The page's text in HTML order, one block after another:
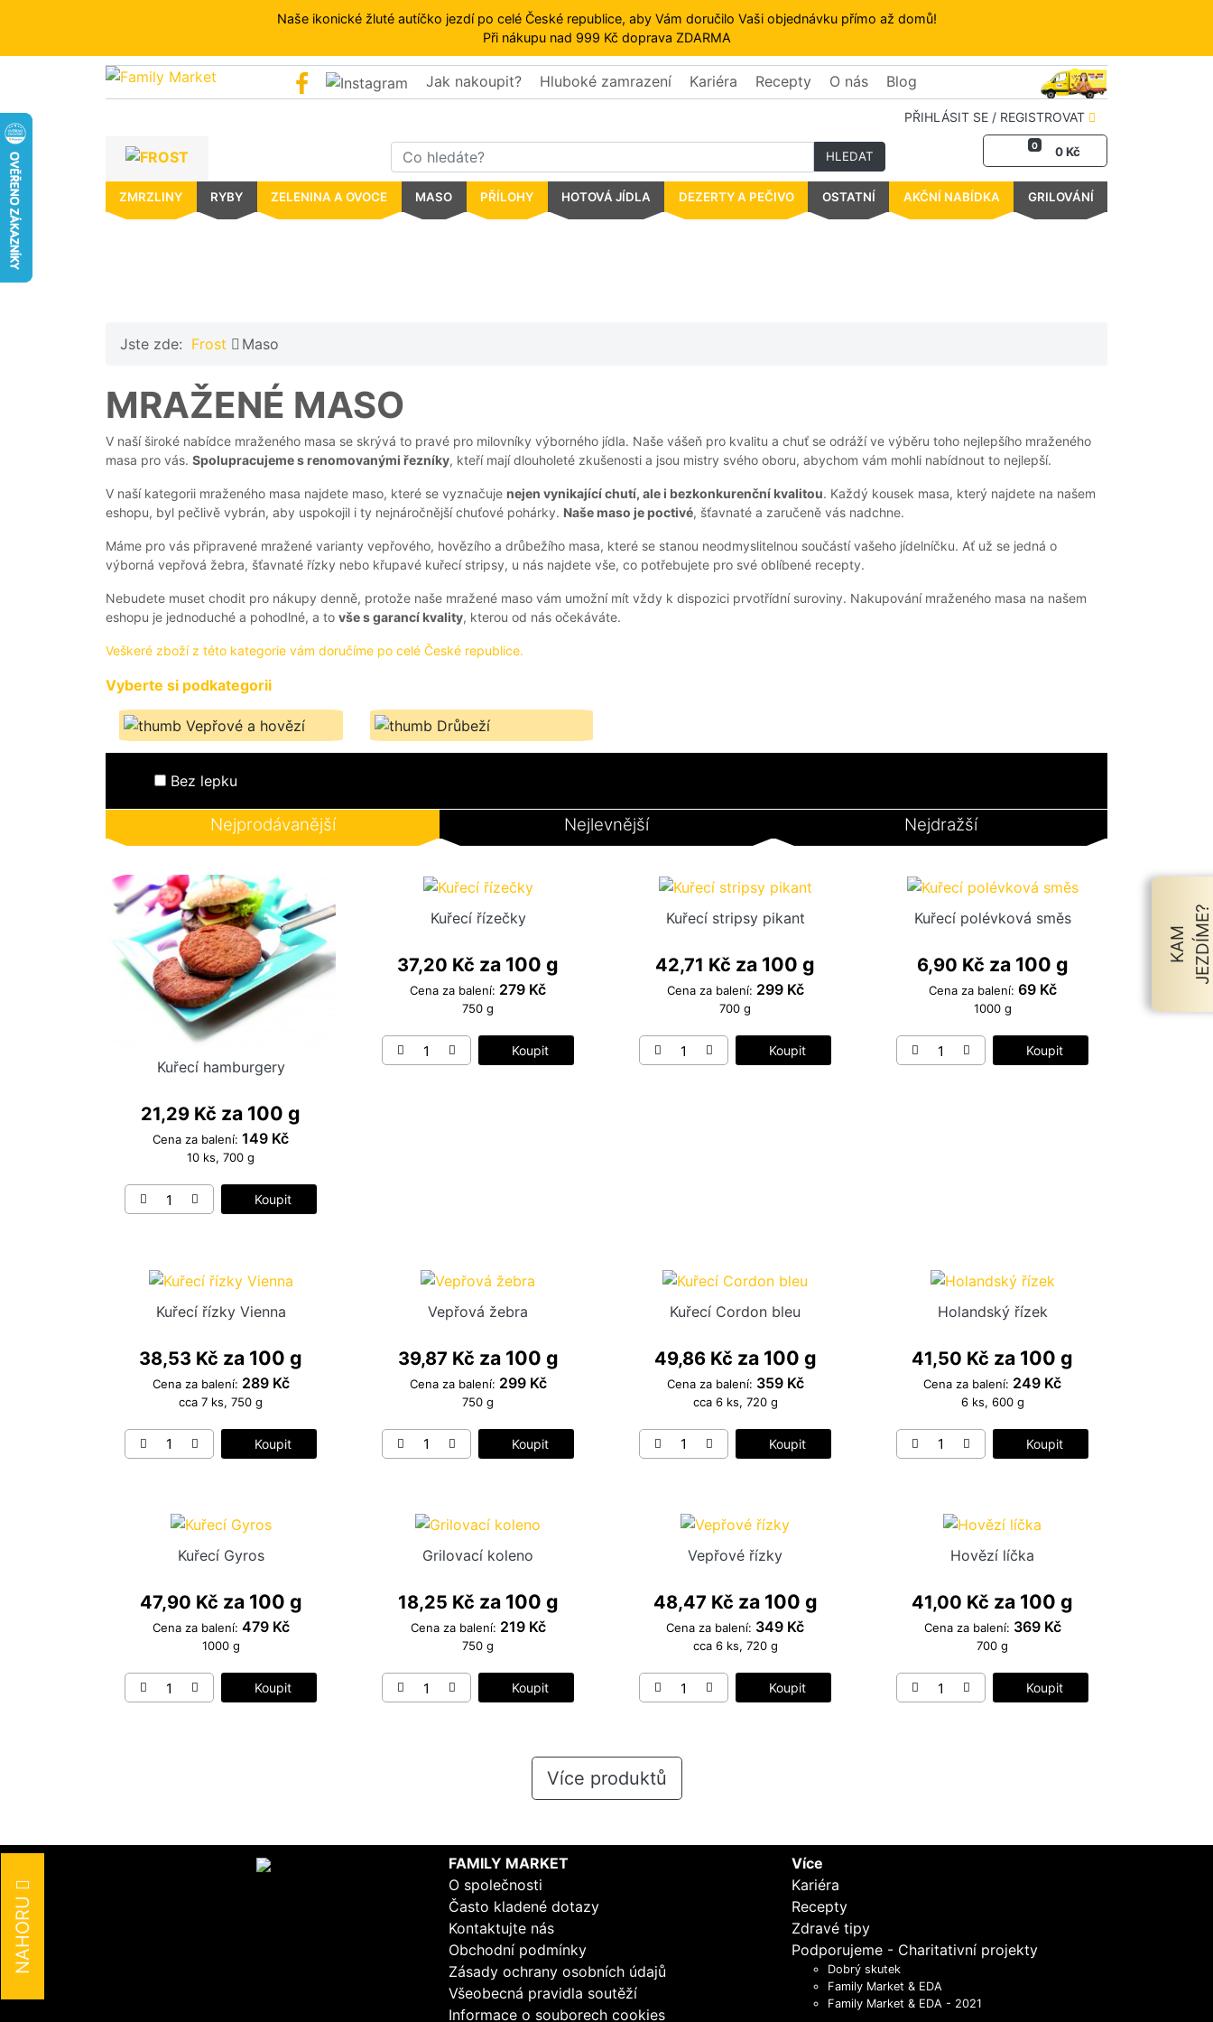
Naše ikonické žluté autíčko jezdí po celé České republice, aby Vám doručilo Vaši objednávku přímo až domů!
Při nákupu nad 999 Kč doprava ZDARMA
Jak nakoupit? Hluboké zamrazení Kariéra Recepty O nás Blog
HOTOVÁ
PŘIHLÁSIT SE / REGISTROVAT
PŘIHLÁSIT SE / REGISTROVAT
0 0 Kč
ZMRZLINY RYBY ZELENINA A OVOCE MASO PŘÍLOHY HOTOVÁ JÍDLA DEZERTY A PEČIVO OSTATNÍ AKČNÍ NABÍDKA GRILOVÁNÍ
HLEDAT
Jste zde: Frost Maso
MRAŽENÉ MASO
V naší široké nabídce mraženého masa se skrývá to pravé pro milovníky výborného jídla. Naše vášeň pro kvalitu a chuť se odráží ve výběru toho nejlepšího mraženého
masa pro vás. Spolupracujeme s renomovanými řezníky, kteří mají dlouholeté zkušenosti a jsou mistry svého oboru, abychom vám mohli nabídnout to nejlepší.
V naší kategorii mraženého masa najdete maso, které se vyznačuje nejen vynikající chutí, ale i bezkonkurenční kvalitou. Každý kousek masa, který najdete na našem
eshopu, byl pečlivě vybrán, aby uspokojil i ty nejnáročnější chuťové pohárky. Naše maso je poctivé, šťavnaté a zaručeně vás nadchne.
Máme pro vás připravené mražené varianty vepřového, hovězího a drůbežího masa, které se stanou neodmyslitelnou součástí vašeho jídelníčku. Ať už se jedná o
výborná vepřová žebra, šťavnaté řízky nebo křupavé kuřecí stripsy, u nás najdete vše, co potřebujete pro své oblíbené recepty.
Nebudete muset chodit pro nákupy denně, protože naše mražené maso vám umožní mít vždy k dispozici prvotřídní suroviny. Nakupování mraženého masa na našem
eshopu je jednoduché a pohodlné, a to vše s garancí kvality, kterou od nás očekáváte.
Veškeré zboží z této kategorie vám doručíme po celé České republice.
Vyberte si podkategorii
Vepřové a hovězí Drůbeží
Bez lepku
Nejprodávanější Nejlevnější Nejdražší
Kuřecí hamburgery
21,29 Kč za 100 g
Cena za balení: 149 Kč
10 ks, 700 g
Koupit
Kuřecí řízečky
37,20 Kč za 100 g
Cena za balení: 279 Kč
750 g
Koupit
Kuřecí stripsy pikant
42,71 Kč za 100 g
Cena za balení: 299 Kč
700 g
Koupit
Kuřecí polévková směs
6,90 Kč za 100 g
Cena za balení: 69 Kč
1000 g
Koupit
Kuřecí řízky Vienna
38,53 Kč za 100 g
Cena za balení: 289 Kč
cca 7 ks, 750 g
Koupit
Vepřová žebra
39,87 Kč za 100 g
Cena za balení: 299 Kč
750 g
Koupit
Kuřecí Cordon bleu
49,86 Kč za 100 g
Cena za balení: 359 Kč
cca 6 ks, 720 g
Koupit
Holandský řízek
41,50 Kč za 100 g
Cena za balení: 249 Kč
6 ks, 600 g
Koupit
Kuřecí Gyros
47,90 Kč za 100 g
Cena za balení: 479 Kč
1000 g
Koupit
Grilovací koleno
18,25 Kč za 100 g
Cena za balení: 219 Kč
750 g
Koupit
Vepřové řízky
48,47 Kč za 100 g
Cena za balení: 349 Kč
cca 6 ks, 720 g
Koupit
Hovězí líčka
41,00 Kč za 100 g
Cena za balení: 369 Kč
700 g
Koupit
Více produktů
FAMILY MARKET
O společnosti
Často kladené dotazy
Kontaktujte nás
Obchodní podmínky
Zásady ochrany osobních údajů
Všeobecná pravidla soutěží
Informace o souborech cookies
Více
Kariéra
Recepty
Zdravé tipy
Podporujeme - Charitativní projekty
Dobrý skutek
Family Market & EDA
Family Market & EDA - 2021
NAHORU
K
A
M
J
E
Z
D
Í
M
E ?